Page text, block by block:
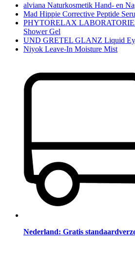
alviana Naturkosmetik Hand- en
Mad Hippie Corrective Peptide
PHYTORELAX
Shower Gel
UND GRETEL GLANZ Liquid
Niyok Leave-In Moisture Mist
Nederland: Gratis